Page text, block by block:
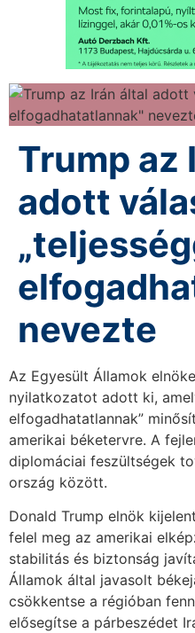
Trump az
adott
nevezte
Az Egyesült Államok
nyilatkozatot adott ki,
elfogadhatatlannak”
amerikai béketervre. A
diplomáciai feszültségek
ország között.
Donald Trump elnök
felel meg az amerikai
stabilitás és biztonság
Államok által javasolt
csökkentse a régióban
elősegítse a párbeszédet